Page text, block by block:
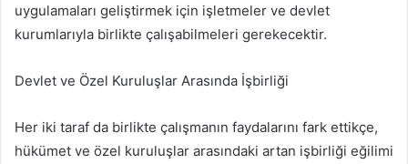
uygulamaları geliştirmek için işletmeler ve devlet
kurumlarıyla birlikte çalışabilmeleri gerekecektir.
Devlet ve Özel Kuruluşlar Arasında İşbirliği
Her iki taraf da birlikte çalışmanın faydalarını fark ettikçe,
hükümet ve özel kuruluşlar arasındaki artan işbirliği eğilimi